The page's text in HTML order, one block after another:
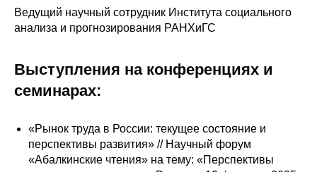
Научные подразделения
Администрация
Отчетность
Ведущий научный сотрудник Института социального
анализа и прогнозирования РАНХиГС
Выступления на конференциях и
семинарах:
«Рынок труда в России: текущее состояние и
перспективы развития» // Научный форум
«Абалкинские чтения» на тему: «Перспективы